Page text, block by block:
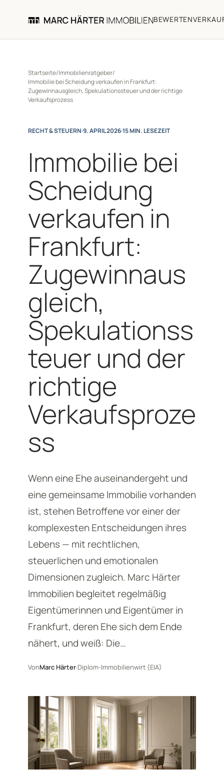
BEWERTEN
Startseite/Immobilienratgeber/
Immobilie bei Scheidung verkaufen in Frankfurt:
Zugewinnausgleich, Spekulationssteuer und der richtige
Verkaufsprozess
RECHT & STEUERN·9. APRIL 2026·15 MIN. LESEZEIT
Immobilie bei
Scheidung
verkaufen in
Frankfurt:
Zugewinnaus
gleich,
Spekulationss
teuer und der
richtige
Verkaufsproze
ss
Wenn eine Ehe auseinandergeht und
eine gemeinsame Immobilie vorhanden
ist, stehen Betroffene vor einer der
komplexesten Entscheidungen ihres
Lebens — mit rechtlichen,
steuerlichen und emotionalen
Dimensionen zugleich. Marc Härter
Immobilien begleitet regelmäßig
Eigentümerinnen und Eigentümer in
Frankfurt, deren Ehe sich dem Ende
nähert, und weiß: Die…
VonMarc Härter·Diplom-Immobilienwirt (EIA)